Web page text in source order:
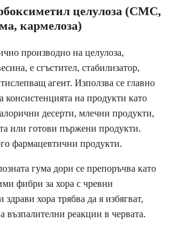
целулоза (CMC,
кармелоза)
производно на целулоза,
е сгъстител, стабилизатор,
агент. Използва се главно
консистенцията на продукти като
десерти, млечни продукти,
или готови пържени продукти.
фармацевтични продукти.
гума дори се препоръчва като
фибри за хора с чревни
здрави хора трябва да я избягват,
възпалителни реакции в червата.